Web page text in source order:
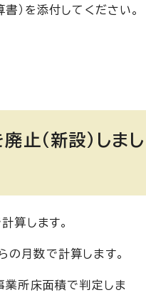
）を添付してください。
（新設）しまし
算します。
月数で計算します。
業所床面積で判定しま